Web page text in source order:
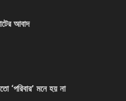
আবাদ
মনে হয় না